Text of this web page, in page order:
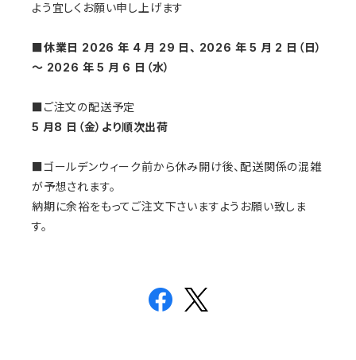
よう宜しくお願い申し上げます
■休業日 2026 年 4 月 29 日、 2026 年 5 月 2 日（日）
～ 2026 年 5 月 6 日（水）
■ご注文の配送予定
5 月8 日（金）より順次出荷
■ゴールデンウィーク前から休み開け後、配送関係の混雑
が予想されます。
納期に余裕をもってご注文下さいますようお願い致しま
す。